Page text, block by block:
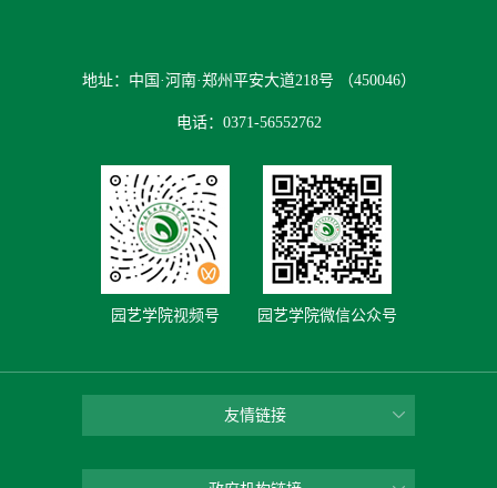
地址：中国·河南·郑州平安大道218号 （450046）
电话：0371-56552762
园艺学院视频号 园艺学院微信公众号
友情链接